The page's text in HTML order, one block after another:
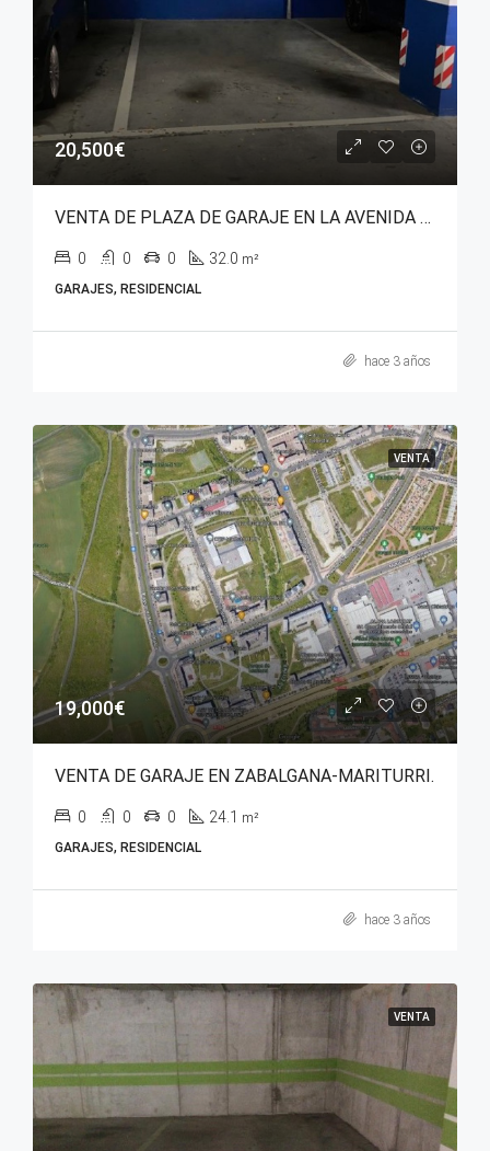
20,500€
VENTA DE PLAZA DE GARAJE EN LA AVENIDA REINA SOFIA, BARRIO DE ZABALGANA.
0 0 0 32.0 m²
GARAJES, RESIDENCIAL
hace 3 años
VENTA
19,000€
VENTA DE GARAJE EN ZABALGANA-MARITURRI.
0 0 0 24.1 m²
GARAJES, RESIDENCIAL
hace 3 años
VENTA